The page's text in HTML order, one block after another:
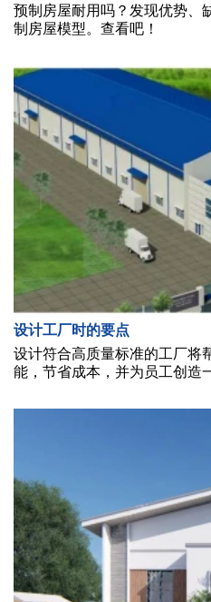
预制房屋耐用吗？发现优势、
制房屋模型。查看吧！
设计工厂时的要点
设计符合高质量标准的工厂将
能，节省成本，并为员工创造